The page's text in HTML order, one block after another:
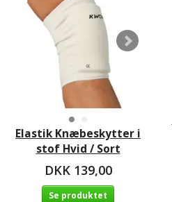
Elastik Knæbeskytter i
stof Hvid / Sort
DKK 139,00
Se produktet